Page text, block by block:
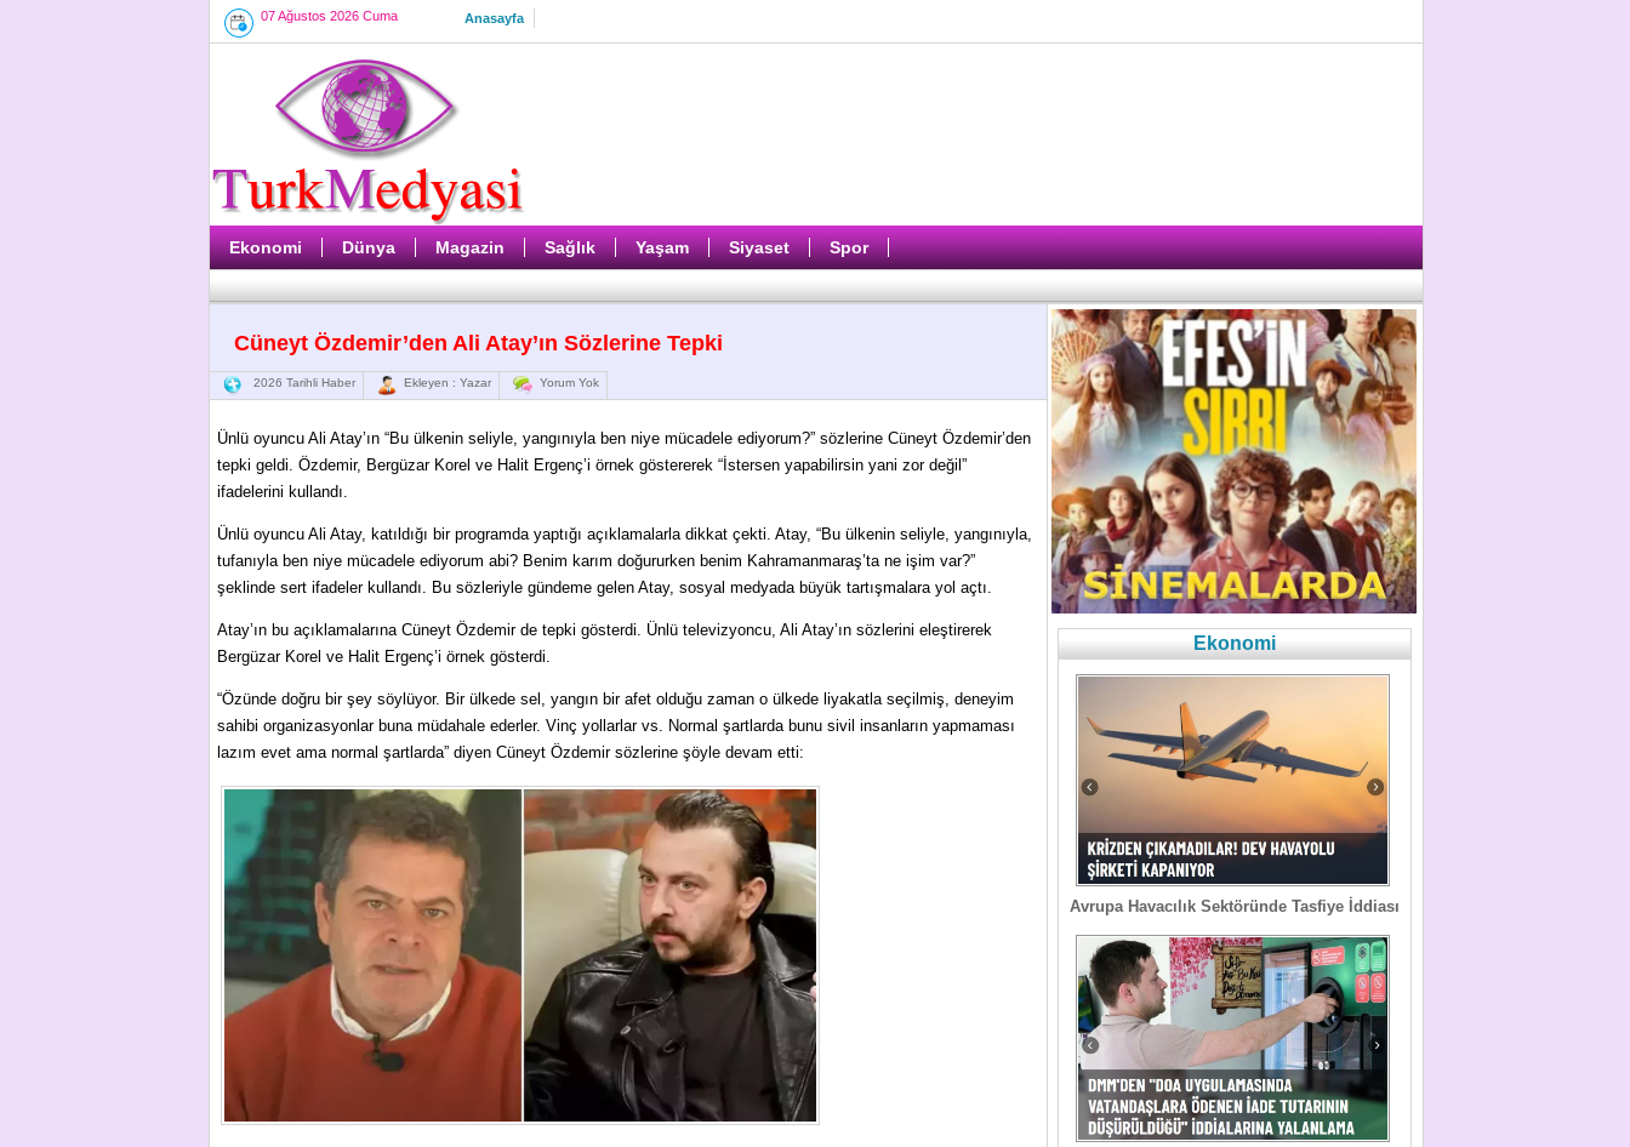
07 Ağustos 2026 Cuma Anasayfa
Ekonomi Dünya Magazin Sağlık Yaşam Siyaset Spor
Cüneyt Özdemir’den Ali Atay’ın Sözlerine Tepki
2026 Tarihli Haber Ekleyen : Yazar Yorum Yok
Ünlü oyuncu Ali Atay’ın “Bu ülkenin seliyle, yangınıyla ben niye mücadele ediyorum?” sözlerine Cüneyt Özdemir’den
tepki geldi. Özdemir, Bergüzar Korel ve Halit Ergenç’i örnek göstererek “İstersen yapabilirsin yani zor değil”
ifadelerini kullandı.
Ünlü oyuncu Ali Atay, katıldığı bir programda yaptığı açıklamalarla dikkat çekti. Atay, “Bu ülkenin seliyle, yangınıyla,
tufanıyla ben niye mücadele ediyorum abi? Benim karım doğururken benim Kahramanmaraş’ta ne işim var?”
şeklinde sert ifadeler kullandı. Bu sözleriyle gündeme gelen Atay, sosyal medyada büyük tartışmalara yol açtı.
Atay’ın bu açıklamalarına Cüneyt Özdemir de tepki gösterdi. Ünlü televizyoncu, Ali Atay’ın sözlerini eleştirerek
Bergüzar Korel ve Halit Ergenç’i örnek gösterdi.
“Özünde doğru bir şey söylüyor. Bir ülkede sel, yangın bir afet olduğu zaman o ülkede liyakatla seçilmiş, deneyim
sahibi organizasyonlar buna müdahale ederler. Vinç yollarlar vs. Normal şartlarda bunu sivil insanların yapmaması
lazım evet ama normal şartlarda” diyen Cüneyt Özdemir sözlerine şöyle devam etti:
Ekonomi
Avrupa Havacılık Sektöründe Tasfiye İddiası